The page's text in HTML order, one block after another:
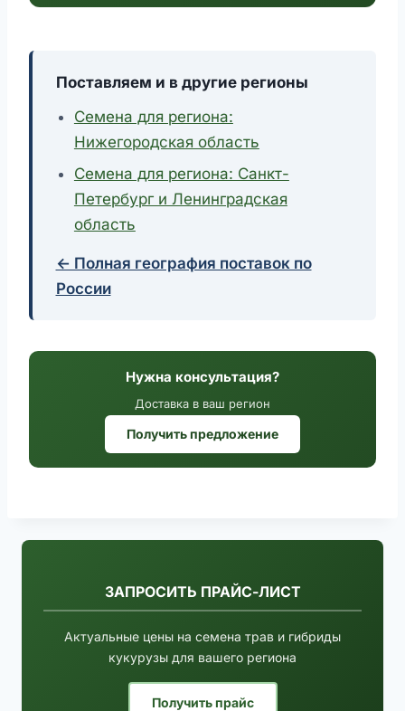
Поставляем и в другие регионы
Семена для региона:
Нижегородская область
Семена для региона: Санкт-
Петербург и Ленинградская
область
← Полная география поставок по
России
Нужна консультация?
Доставка в ваш регион
Получить предложение
ЗАПРОСИТЬ ПРАЙС-ЛИСТ
Актуальные цены на семена трав и гибриды
кукурузы для вашего региона
Получить прайс